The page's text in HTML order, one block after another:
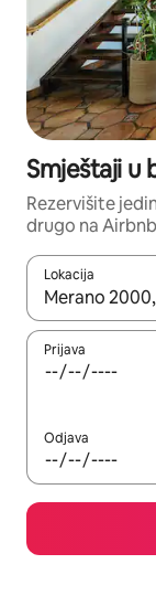
Smještaji u
Rezervišite
drugo na
Lokacija
Kad su
Prijava
Odjava